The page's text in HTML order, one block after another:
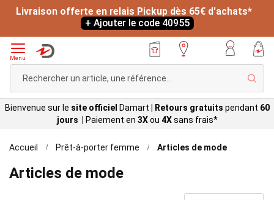
Livraison offerte en relais Pickup dès 65€ d'achats*
+ Ajouter le code 40955
Menu
Bienvenue sur le site officiel Damart Retours gratuits pendant 60
jours |
Paiement en 3Xou 4Xsans frais*
Accueil Prêt-à-porter femme Articles de mode
Articles de mode